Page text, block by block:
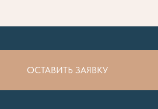
ОСТАВИТЬ ЗАЯВКУ